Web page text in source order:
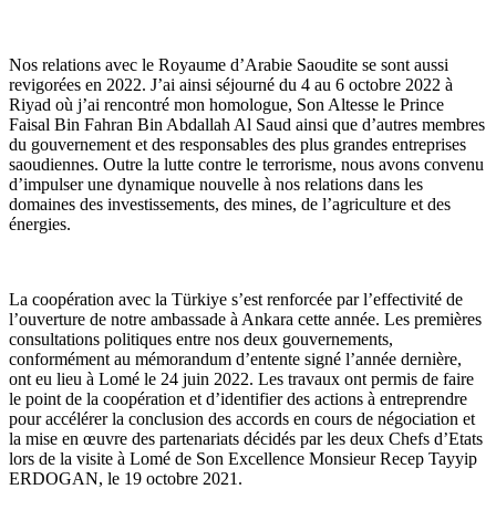
Nos relations avec le Royaume d’Arabie Saoudite se sont aussi
revigorées en 2022. J’ai ainsi séjourné du 4 au 6 octobre 2022 à
Riyad où j’ai rencontré mon homologue, Son Altesse le Prince
Faisal Bin Fahran Bin Abdallah Al Saud ainsi que d’autres membres
du gouvernement et des responsables des plus grandes entreprises
saoudiennes. Outre la lutte contre le terrorisme, nous avons convenu
d’impulser une dynamique nouvelle à nos relations dans les
domaines des investissements, des mines, de l’agriculture et des
énergies.
La coopération avec la Türkiye s’est renforcée par l’effectivité de
l’ouverture de notre ambassade à Ankara cette année. Les premières
consultations politiques entre nos deux gouvernements,
conformément au mémorandum d’entente signé l’année dernière,
ont eu lieu à Lomé le 24 juin 2022. Les travaux ont permis de faire
le point de la coopération et d’identifier des actions à entreprendre
pour accélérer la conclusion des accords en cours de négociation et
la mise en œuvre des partenariats décidés par les deux Chefs d’Etats
lors de la visite à Lomé de Son Excellence Monsieur Recep Tayyip
ERDOGAN, le 19 octobre 2021.